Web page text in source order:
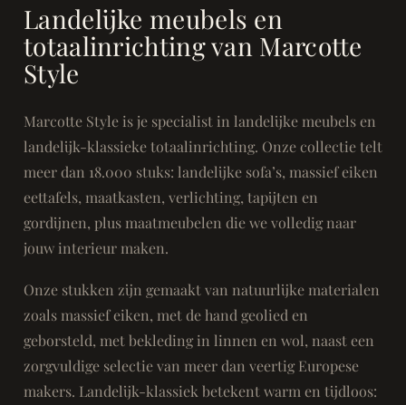
Landelijke meubels en
totaalinrichting van Marcotte
Style
Marcotte Style is je specialist in landelijke meubels en
landelijk-klassieke totaalinrichting. Onze collectie telt
meer dan 18.000 stuks: landelijke sofa’s, massief eiken
eettafels, maatkasten, verlichting, tapijten en
gordijnen, plus maatmeubelen die we volledig naar
jouw interieur maken.
Onze stukken zijn gemaakt van natuurlijke materialen
zoals massief eiken, met de hand geolied en
geborsteld, met bekleding in linnen en wol, naast een
zorgvuldige selectie van meer dan veertig Europese
makers. Landelijk-klassiek betekent warm en tijdloos: